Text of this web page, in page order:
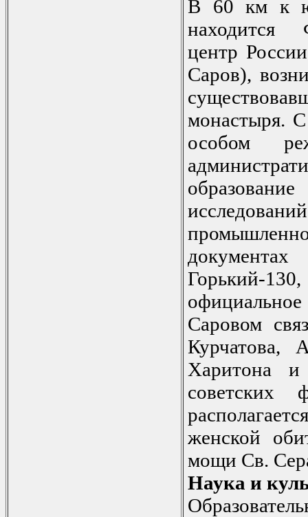
В 60 км к
находится
центр
Саров),
монастыря.
особом
Горький-
Саровом
Харитона и
советских
женской
мощи Св.
Наука и